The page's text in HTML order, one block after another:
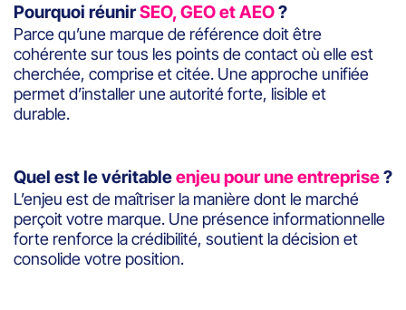
Pourquoi réunirSEO, GEO et AEO?
Parce qu’une marque de référence doit être
cohérente sur tous les points de contact où elle est
cherchée, comprise et citée. Une approche unifiée
permet d’installer une autorité forte, lisible et
durable.
Quel est le véritableenjeu pour une entreprise?
L’enjeu est de maîtriser la manière dont le marché
perçoit votre marque. Une présence informationnelle
forte renforce la crédibilité, soutient la décision et
consolide votre position.